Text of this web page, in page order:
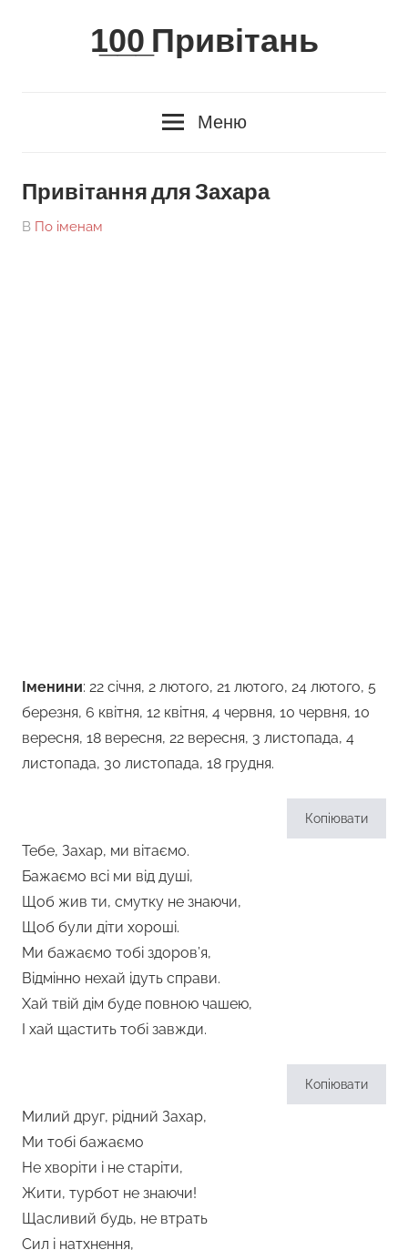
1̲0̲0̲ Привітань
Меню
Привітання для Захара
On
By
В По іменам
Іменини: 22 cічня, 2 лютого, 21 лютого, 24 лютого, 5
березня, 6 квітня, 12 квітня, 4 червня, 10 червня, 10
вересня, 18 вересня, 22 вересня, 3 листопада, 4
листопада, 30 листопада, 18 грудня.
Копіювати
Тебе, Захар, ми вітаємо.
Бажаємо всі ми від душі,
Щоб жив ти, смутку не знаючи,
Щоб були діти хороші.
Ми бажаємо тобі здоров’я,
Відмінно нехай ідуть справи.
Хай твій дім буде повною чашею,
І хай щастить тобі завжди.
Копіювати
Милий друг, рідний Захар,
Ми тобі бажаємо
Не хворіти і не старіти,
Жити, турбот не знаючи!
Щасливий будь, не втрать
Сил і натхнення,